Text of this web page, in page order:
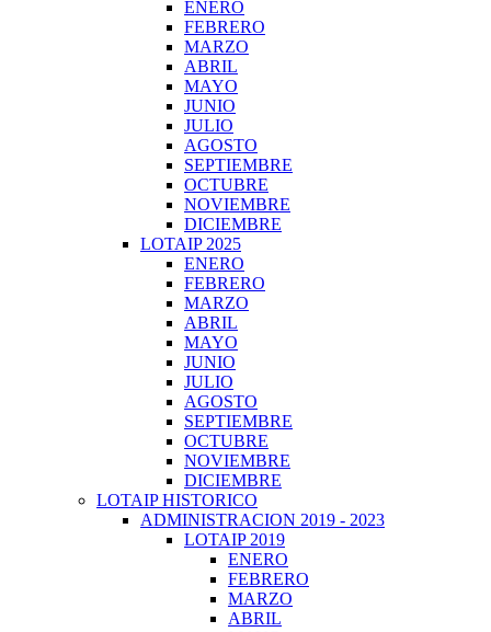
ENERO
FEBRERO
MARZO
ABRIL
MAYO
JUNIO
JULIO
AGOSTO
SEPTIEMBRE
OCTUBRE
NOVIEMBRE
DICIEMBRE
LOTAIP 2025
ENERO
FEBRERO
MARZO
ABRIL
MAYO
JUNIO
JULIO
AGOSTO
SEPTIEMBRE
OCTUBRE
NOVIEMBRE
DICIEMBRE
LOTAIP HISTORICO
ADMINISTRACION 2019 - 2023
LOTAIP 2019
ENERO
FEBRERO
MARZO
ABRIL